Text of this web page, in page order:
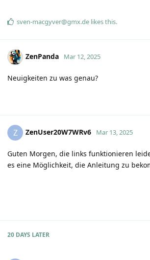
sven-macgyver@gmx.de likes this.
ZenPanda Mar 12, 2025
Neuigkeiten zu was genau?
Z ZenUser20W7WRv6 Mar 13, 2025
Guten Morgen, die links funktionieren
es eine Möglichkeit, die Anleitung zu
20 DAYS LATER